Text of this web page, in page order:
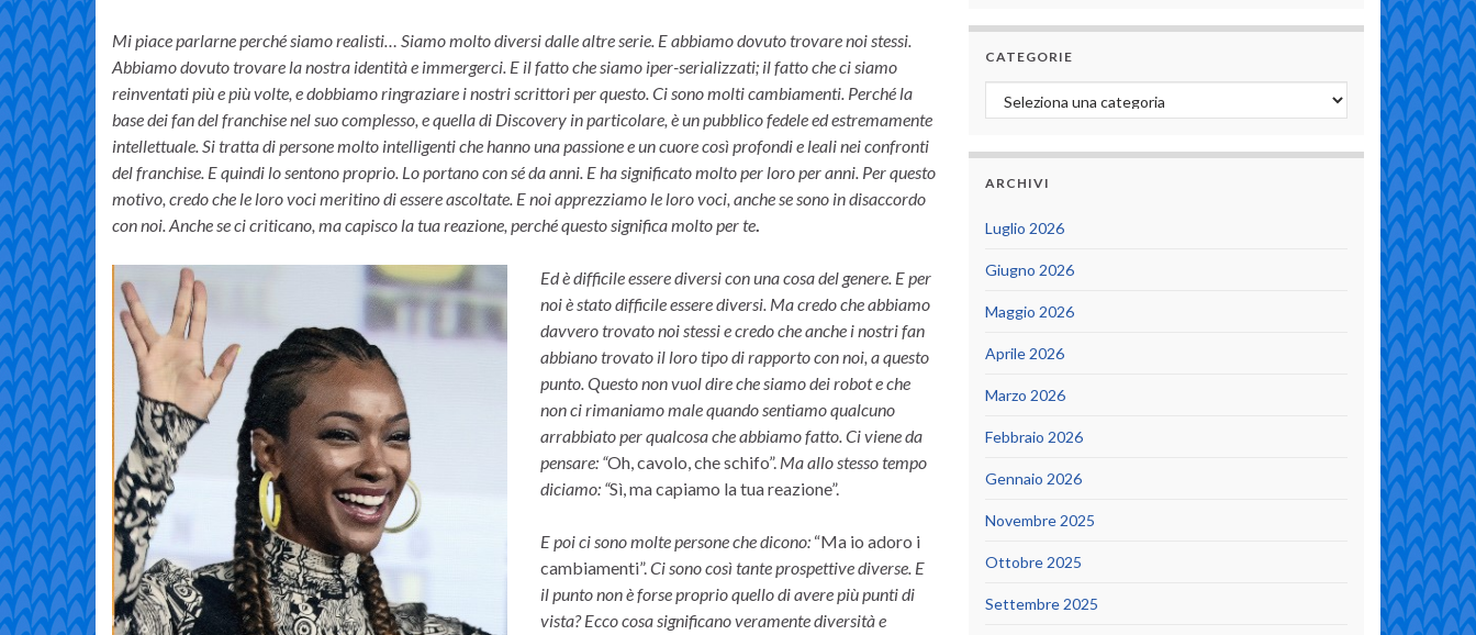
Mi piace parlarne perché siamo realisti… Siamo molto diversi dalle altre serie. E abbiamo dovuto trovare noi stessi.
Abbiamo dovuto trovare la nostra identità e immergerci. E il fatto che siamo iper-serializzati; il fatto che ci siamo
reinventati più e più volte, e dobbiamo ringraziare i nostri scrittori per questo. Ci sono molti cambiamenti. Perché la
base dei fan del franchise nel suo complesso, e quella di Discovery in particolare, è un pubblico fedele ed estremamente
intellettuale. Si tratta di persone molto intelligenti che hanno una passione e un cuore così profondi e leali nei confronti
del franchise. E quindi lo sentono proprio. Lo portano con sé da anni. E ha significato molto per loro per anni. Per questo
motivo, credo che le loro voci meritino di essere ascoltate. E noi apprezziamo le loro voci, anche se sono in disaccordo
con noi. Anche se ci criticano, ma capisco la tua reazione, perché questo significa molto per te.
Ed è difficile essere diversi con una cosa del genere. E per
noi è stato difficile essere diversi. Ma credo che abbiamo
davvero trovato noi stessi e credo che anche i nostri fan
abbiano trovato il loro tipo di rapporto con noi, a questo
punto. Questo non vuol dire che siamo dei robot e che
non ci rimaniamo male quando sentiamo qualcuno
arrabbiato per qualcosa che abbiamo fatto. Ci viene da
pensare: “Oh, cavolo, che schifo”. Ma allo stesso tempo
diciamo: “Sì, ma capiamo la tua reazione”.
E poi ci sono molte persone che dicono: “Ma io adoro i
cambiamenti”.Ci sono così tante prospettive diverse. E
il punto non è forse proprio quello di avere più punti di
vista? Ecco cosa significano veramente diversità e
CATEGORIE
Categorie
ARCHIVI
Luglio 2026
Giugno 2026
Maggio 2026
Aprile 2026
Marzo 2026
Febbraio 2026
Gennaio 2026
Novembre 2025
Ottobre 2025
Settembre 2025